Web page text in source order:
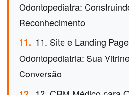
Odontopediatra:
Reconhecimento
11. 11. Site e Landing
Odontopediatria: Sua
Conversão